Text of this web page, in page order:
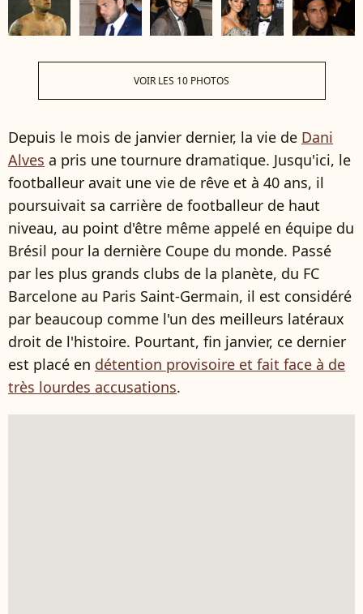
VOIR LES 10 PHOTOS
Depuis le mois de janvier dernier, la vie de Dani
Alves a pris une tournure dramatique. Jusqu'ici, le
footballeur avait une vie de rêve et à 40 ans, il
poursuivait sa carrière de footballeur de haut
niveau, au point d'être même appelé en équipe du
Brésil pour la dernière Coupe du monde. Passé
par les plus grands clubs de la planète, du FC
Barcelone au Paris Saint-Germain, il est considéré
par beaucoup comme l'un des meilleurs latéraux
droit de l'histoire. Pourtant, fin janvier, ce dernier
est placé en détention provisoire et fait face à de
très lourdes accusations.